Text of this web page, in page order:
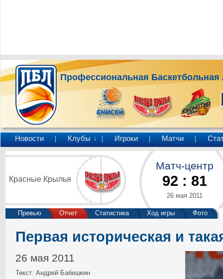
Профессиональная Баскетбольная
Новости Клубы ↓ Игроки Матчи
Красные Крылья
Матч-центр
92 : 81
26 мая 2011
Превью Отчет Статистика Ход игры Фото
Первая историческая и
26 мая 2011
Текст: Андрей Бабешкин